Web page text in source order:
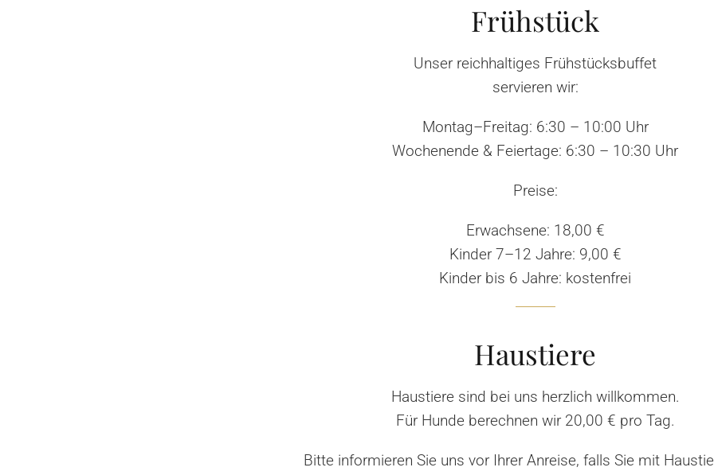
Frühstück
Unser reichhaltiges Frühstücksbuffet
servieren wir:
Montag–Freitag: 6:30 – 10:00 Uhr
Wochenende & Feiertage: 6:30 – 10:30 Uhr
Preise:
Erwachsene: 18,00 €
Kinder 7–12 Jahre: 9,00 €
Kinder bis 6 Jahre: kostenfrei
Haustiere
Haustiere sind bei uns herzlich willkommen.
Für Hunde berechnen wir 20,00 € pro Tag.
Bitte informieren Sie uns vor Ihrer Anreise, falls Sie mit